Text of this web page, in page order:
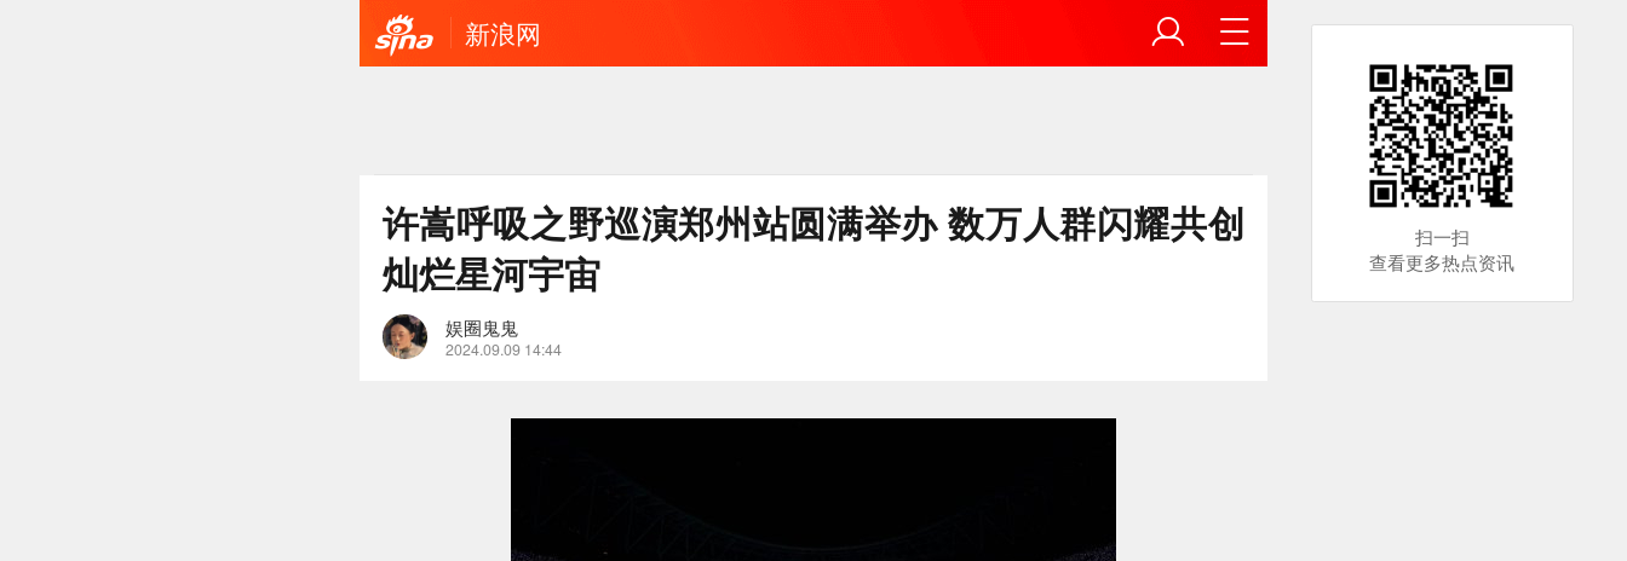
新浪网
许嵩呼吸之野巡演郑州站圆满举办 数万人群闪耀共创
灿烂星河宇宙
娱圈鬼鬼
2024.09.09 14:44
扫一扫
查看更多热点资讯